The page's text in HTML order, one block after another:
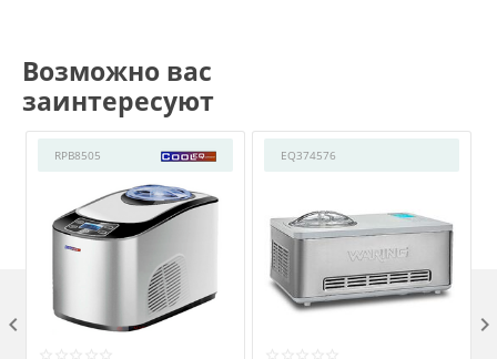
Возможно вас
заинтересуют
RPB8505 EQ374576
 